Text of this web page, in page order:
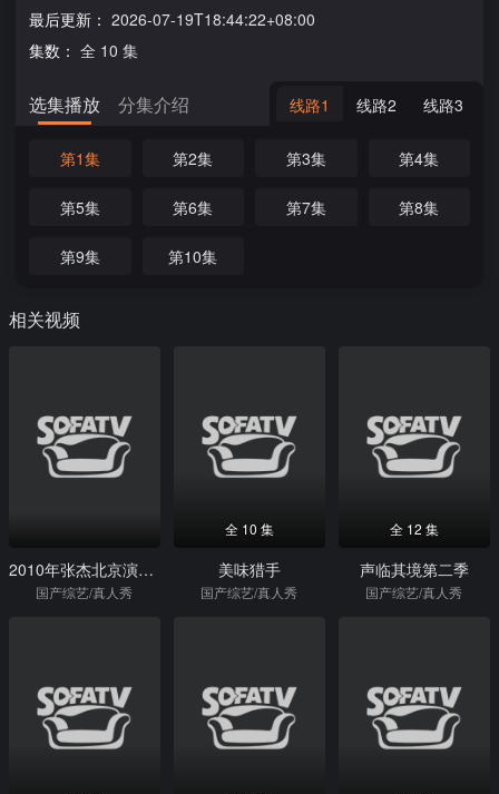
最后更新： 2026-07-19T18:44:22+08:00
集数： 全 10 集
选集播放 分集介绍 线路1 线路2 线路3
第1集 第2集 第3集 第4集
第5集 第6集 第7集 第8集
第9集 第10集
相关视频
2010年张杰北京演唱会
国产综艺/真人秀
全 10 集
美味猎手
国产综艺/真人秀
全 12 集
声临其境第二季
国产综艺/真人秀